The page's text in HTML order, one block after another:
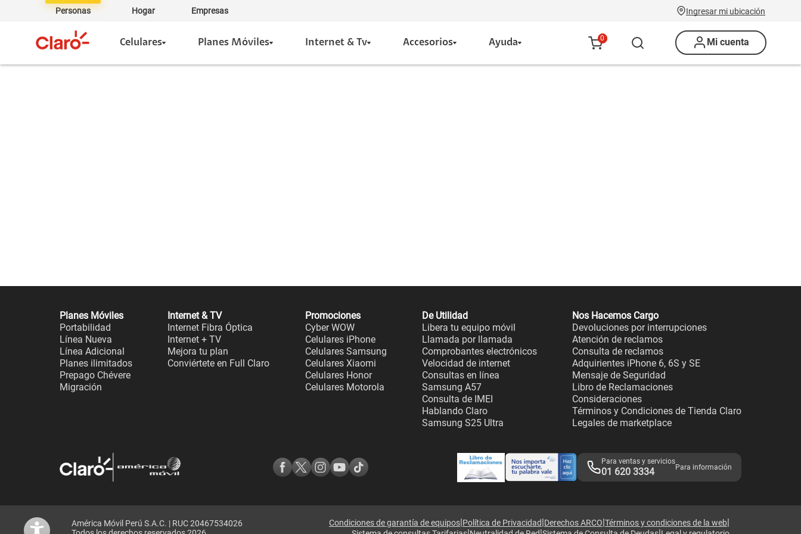
Personas Hogar Empresas Ingresar mi ubicación
Celulares Planes Móviles Internet & Tv Accesorios Ayuda 0 Mi cuenta
Planes Móviles
Portabilidad
Línea Nueva
Línea Adicional
Planes ilimitados
Prepago Chévere
Migración
Internet & TV
Internet Fibra Óptica
Internet + TV
Mejora tu plan
Conviértete en Full Claro
Promociones
Cyber WOW
Celulares iPhone
Celulares Samsung
Celulares Xiaomi
Celulares Honor
Celulares Motorola
De Utilidad
Libera tu equipo móvil
Llamada por llamada
Comprobantes electrónicos
Velocidad de internet
Consultas en línea
Samsung A57
Consulta de IMEI
Hablando Claro
Samsung S25 Ultra
Nos Hacemos Cargo
Devoluciones por interrupciones
Atención de reclamos
Consulta de reclamos
Adquirientes iPhone 6, 6S y SE
Mensaje de Seguridad
Libro de Reclamaciones
Consideraciones
Términos y Condiciones de Tienda Claro
Legales de marketplace
Para ventas y servicios
01 620 3334 Para información
América Móvil Perú S.A.C. | RUC 20467534026
Condiciones de garantía de equipos|Política de Privacidad|Derechos ARCO|Términos y condiciones de la web|